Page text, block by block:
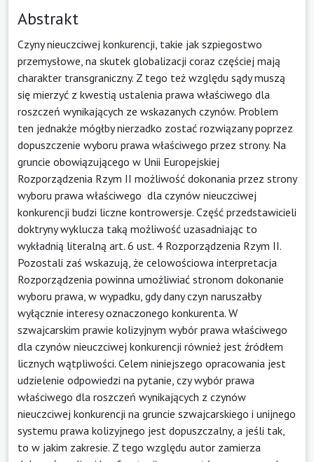
Abstrakt
Czyny nieuczciwej konkurencji, takie jak szpiegostwo
przemysłowe, na skutek globalizacji coraz częściej mają
charakter transgraniczny. Z tego też względu sądy muszą
się mierzyć z kwestią ustalenia prawa właściwego dla
roszczeń wynikających ze wskazanych czynów. Problem
ten jednakże mógłby nierzadko zostać rozwiązany poprzez
dopuszczenie wyboru prawa właściwego przez strony. Na
gruncie obowiązującego w Unii Europejskiej
Rozporządzenia Rzym II możliwość dokonania przez strony
wyboru prawa właściwego dla czynów nieuczciwej
konkurencji budzi liczne kontrowersje. Część przedstawicieli
doktryny wyklucza taką możliwość uzasadniając to
wykładnią literalną art. 6 ust. 4 Rozporządzenia Rzym II.
Pozostali zaś wskazują, że celowościowa interpretacja
Rozporządzenia powinna umożliwiać stronom dokonanie
wyboru prawa, w wypadku, gdy dany czyn naruszałby
wyłącznie interesy oznaczonego konkurenta. W
szwajcarskim prawie kolizyjnym wybór prawa właściwego
dla czynów nieuczciwej konkurencji również jest źródłem
licznych wątpliwości. Celem niniejszego opracowania jest
udzielenie odpowiedzi na pytanie, czy wybór prawa
właściwego dla roszczeń wynikających z czynów
nieuczciwej konkurencji na gruncie szwajcarskiego i unijnego
systemu prawa kolizyjnego jest dopuszczalny, a jeśli tak,
to w jakim zakresie. Z tego względu autor zamierza